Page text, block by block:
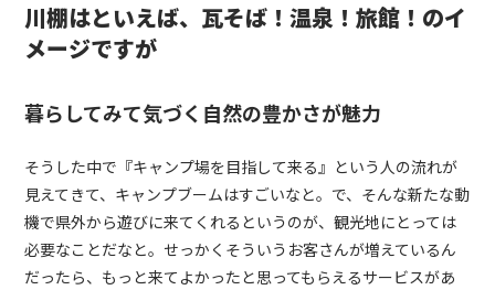
川棚はといえば、瓦そば！温泉！旅館！のイ
メージですが
暮らしてみて気づく自然の豊かさが魅力
そうした中で『キャンプ場を目指して来る』という人の流れが
見えてきて、キャンプブームはすごいなと。で、そんな新たな動
機で県外から遊びに来てくれるというのが、観光地にとっては
必要なことだなと。せっかくそういうお客さんが増えているん
だったら、もっと来てよかったと思ってもらえるサービスがあ